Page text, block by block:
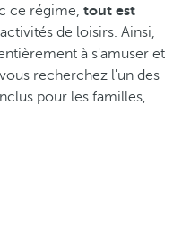
ce régime, tout est
de loisirs. Ainsi,
à s'amuser et
recherchez l'un des
pour les familles,